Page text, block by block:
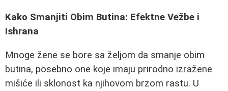
Kako Smanjiti Obim Butina: Efektne Vežbe i
Ishrana
Mnoge žene se bore sa željom da smanje obim
butina, posebno one koje imaju prirodno izražene
mišiće ili sklonost ka njihovom brzom rastu. U